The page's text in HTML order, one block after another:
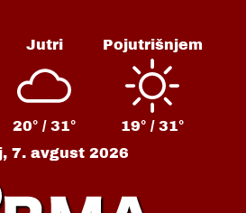
Jutri
20° / 31°
Pojutrišnjem
19° / 31°
7. avgust 2026